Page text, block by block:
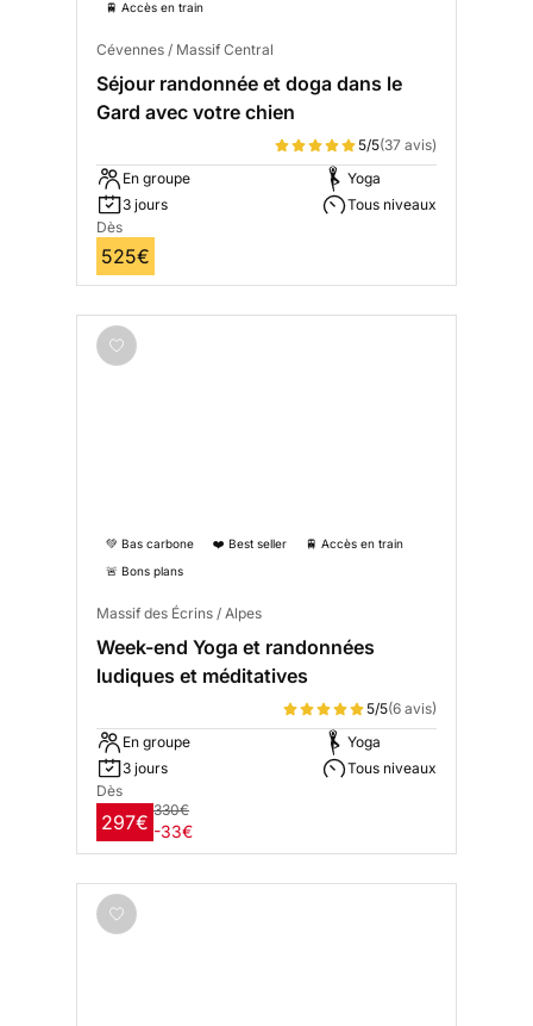
🚆 Accès en train
Cévennes / Massif Central
Séjour randonnée et doga dans le
Gard avec votre chien
5/5(37 avis)
En groupe
3 jours
Yoga
Tous niveaux
Dès
525€
💚 Bas carbone ❤️ Best seller
🚆 Accès en train
🚨 Bons plans
Massif des Écrins / Alpes
Week-end Yoga et randonnées
ludiques et méditatives
5/5(6 avis)
En groupe
3 jours
Yoga
Tous niveaux
Dès
297€
330€
-33€